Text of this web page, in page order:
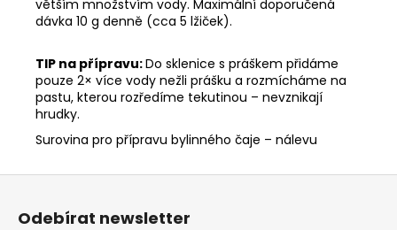
větším množstvím vody. Maximální doporučená
dávka 10 g denně (cca 5 lžiček).
TIP na přípravu:Do sklenice s práškem přidáme
pouze 2× více vody nežli prášku a rozmícháme na
pastu, kterou rozředíme tekutinou – nevznikají
hrudky.
Surovina pro přípravu bylinného čaje – nálevu
Z
Odebírat newsletter